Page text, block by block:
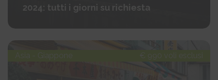
2024: tutti i giorni su richiesta
Asia - Giappone € 990 voli esclusi